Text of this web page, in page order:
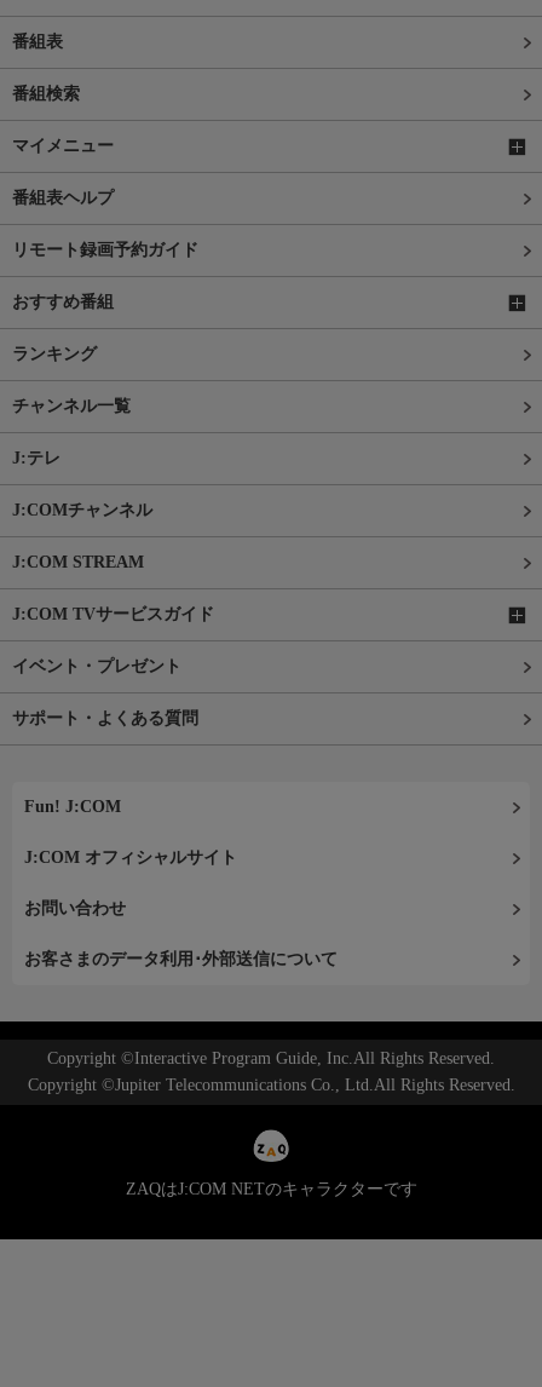
番組表
番組検索
マイメニュー
番組表ヘルプ
リモート録画予約ガイド
おすすめ番組
ランキング
チャンネル一覧
J:テレ
J:COMチャンネル
J:COM STREAM
J:COM TVサービスガイド
イベント・プレゼント
サポート・よくある質問
Fun! J:COM
J:COM オフィシャルサイト
お問い合わせ
お客さまのデータ利用･外部送信について
Copyright ©Interactive Program Guide, Inc.All Rights Reserved.
Copyright ©Jupiter Telecommunications Co., Ltd.All Rights Reserved.
ZAQはJ:COM NETのキャラクターです